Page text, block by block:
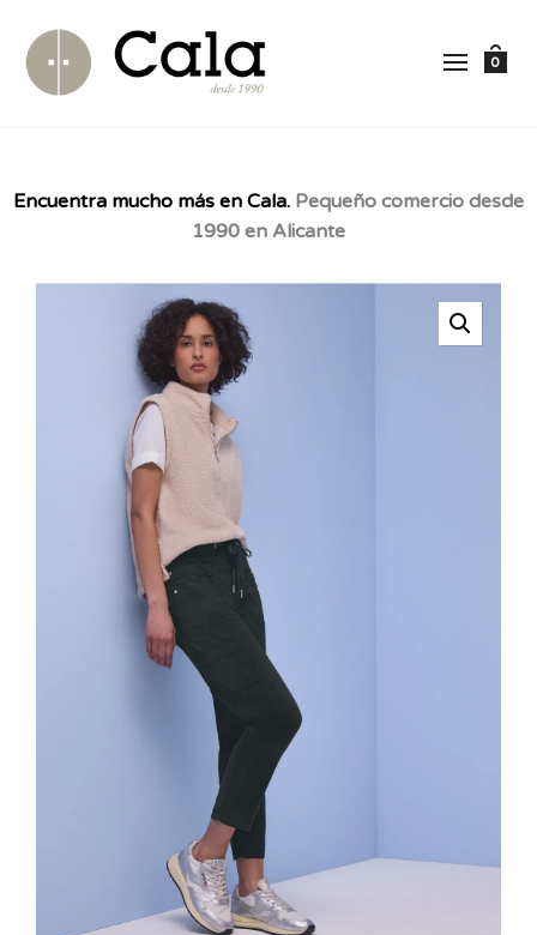
0
Encuentra mucho más en Cala. Pequeño comercio desde
1990 en Alicante